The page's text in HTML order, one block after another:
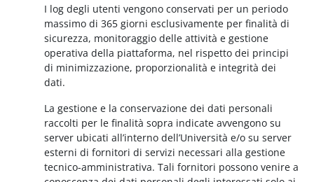
I log degli utenti vengono conservati per un periodo
massimo di 365 giorni esclusivamente per finalità di
sicurezza, monitoraggio delle attività e gestione
operativa della piattaforma, nel rispetto dei principi
di minimizzazione, proporzionalità e integrità dei
dati.
La gestione e la conservazione dei dati personali
raccolti per le finalità sopra indicate avvengono su
server ubicati all’interno dell’Università e/o su server
esterni di fornitori di servizi necessari alla gestione
tecnico-amministrativa. Tali fornitori possono venire a